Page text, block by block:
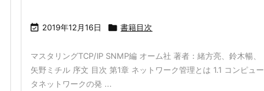
 2019年12月16日  書籍目次
マスタリングTCP/IP SNMP編 オーム社 著者：緒方亮、鈴木暢、
矢野ミチル 序文 目次 第1章 ネットワーク管理とは 1.1 コンピュー
タネットワークの発 ...